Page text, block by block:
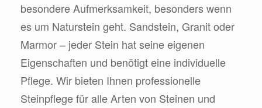
besondere Aufmerksamkeit, besonders wenn
es um Naturstein geht. Sandstein, Granit oder
Marmor – jeder Stein hat seine eigenen
Eigenschaften und benötigt eine individuelle
Pflege. Wir bieten Ihnen professionelle
Steinpflege für alle Arten von Steinen und